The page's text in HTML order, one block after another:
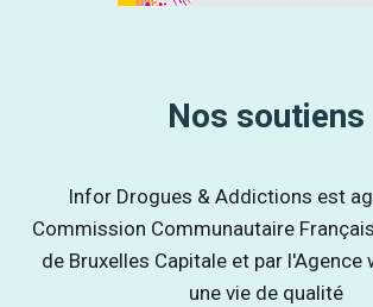
Nos soutiens
Infor Drogues & Addictions est
Commission Communautaire
de Bruxelles Capitale et par l'Agence
une vie de qualité